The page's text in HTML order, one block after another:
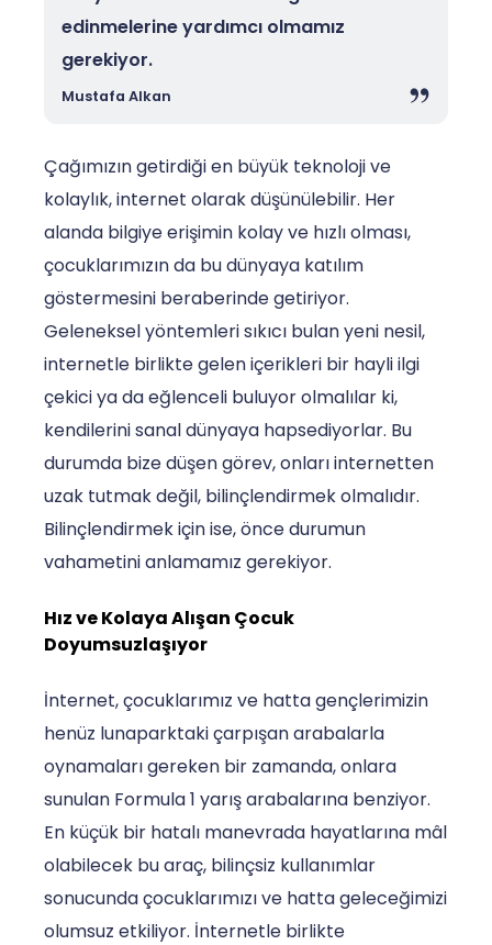
edinmelerine yardımcı olmamız
gerekiyor.
Mustafa Alkan
Çağımızın getirdiği en büyük teknoloji ve
kolaylık, internet olarak düşünülebilir. Her
alanda bilgiye erişimin kolay ve hızlı olması,
çocuklarımızın da bu dünyaya katılım
göstermesini beraberinde getiriyor.
Geleneksel yöntemleri sıkıcı bulan yeni nesil,
internetle birlikte gelen içerikleri bir hayli ilgi
çekici ya da eğlenceli buluyor olmalılar ki,
kendilerini sanal dünyaya hapsediyorlar. Bu
durumda bize düşen görev, onları internetten
uzak tutmak değil, bilinçlendirmek olmalıdır.
Bilinçlendirmek için ise, önce durumun
vahametini anlamamız gerekiyor.
Hız ve Kolaya Alışan Çocuk
Doyumsuzlaşıyor
İnternet, çocuklarımız ve hatta gençlerimizin
henüz lunaparktaki çarpışan arabalarla
oynamaları gereken bir zamanda, onlara
sunulan Formula 1 yarış arabalarına benziyor.
En küçük bir hatalı manevrada hayatlarına mâl
olabilecek bu araç, bilinçsiz kullanımlar
sonucunda çocuklarımızı ve hatta geleceğimizi
olumsuz etkiliyor. İnternetle birlikte